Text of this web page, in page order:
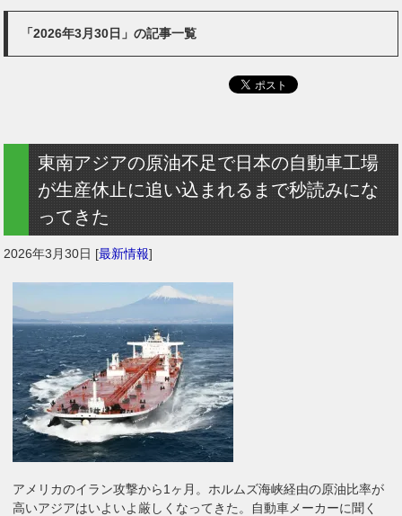
「2026年3月30日」の記事一覧
東南アジアの原油不足で日本の自動車工場
が生産休止に追い込まれるまで秒読みにな
ってきた
2026年3月30日 [最新情報]
アメリカのイラン攻撃から1ヶ月。ホルムズ海峡経由の原油比率が
高いアジアはいよいよ厳しくなってきた。自動車メーカーに聞く